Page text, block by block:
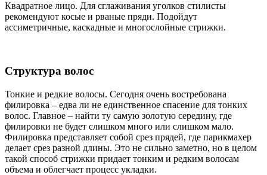
Квадратное лицо. Для сглаживания уголков стилисты
рекомендуют косые и рваные пряди. Подойдут
ассиметричные, каскадные и многослойные стрижки.
Структура волос
Тонкие и редкие волосы. Сегодня очень востребована
филировка – едва ли не единственное спасение для тонких
волос. Главное – найти ту самую золотую середину, где
филировки не будет слишком много или слишком мало.
Филировка представляет собой срез прядей, где парикмахер
делает срез разной длины. Это не сильно заметно, но в целом
такой способ стрижки придает тонким и редким волосам
объема и облегчает процесс укладки.